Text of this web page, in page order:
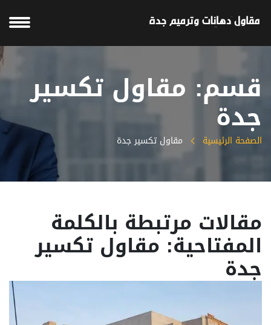
قسم: مقاول تكسير
جدة
الصفحة الرئيسية مقاول تكسير جدة
مقالات مرتبطة بالكلمة
المفتاحية: مقاول تكسير
جدة